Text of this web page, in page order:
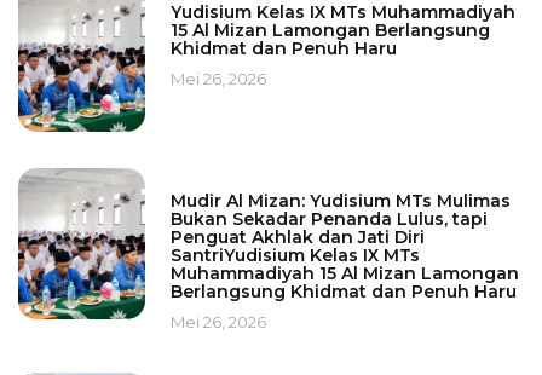
Yudisium Kelas IX MTs Muhammadiyah
15 Al Mizan Lamongan Berlangsung
Khidmat dan Penuh Haru
Mei 26, 2026
Mudir Al Mizan: Yudisium MTs Mulimas
Bukan Sekadar Penanda Lulus, tapi
Penguat Akhlak dan Jati Diri
SantriYudisium Kelas IX MTs
Muhammadiyah 15 Al Mizan Lamongan
Berlangsung Khidmat dan Penuh Haru
Mei 26, 2026